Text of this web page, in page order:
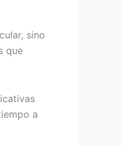
sino
que
a